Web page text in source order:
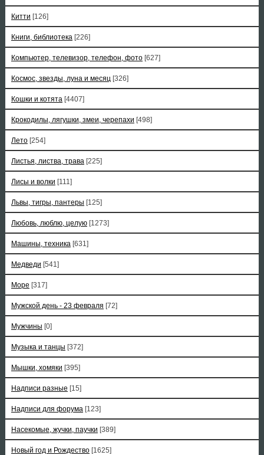
Китти [126]
Книги, библиотека [226]
Компьютер, телевизор, телефон, фото [627]
Космос, звезды, луна и месяц [326]
Кошки и котята [4407]
Крокодилы, лягушки, змеи, черепахи [498]
Лето [254]
Листья, листва, трава [225]
Лисы и волки [111]
Львы, тигры, пантеры [125]
Любовь, люблю, целую [1273]
Машины, техника [631]
Медведи [541]
Море [317]
Мужской день - 23 февраля [72]
Мужчины [0]
Музыка и танцы [372]
Мышки, хомяки [395]
Надписи разные [15]
Надписи для форума [123]
Насекомые, жучки, паучки [389]
Новый год и Рождество [1625]